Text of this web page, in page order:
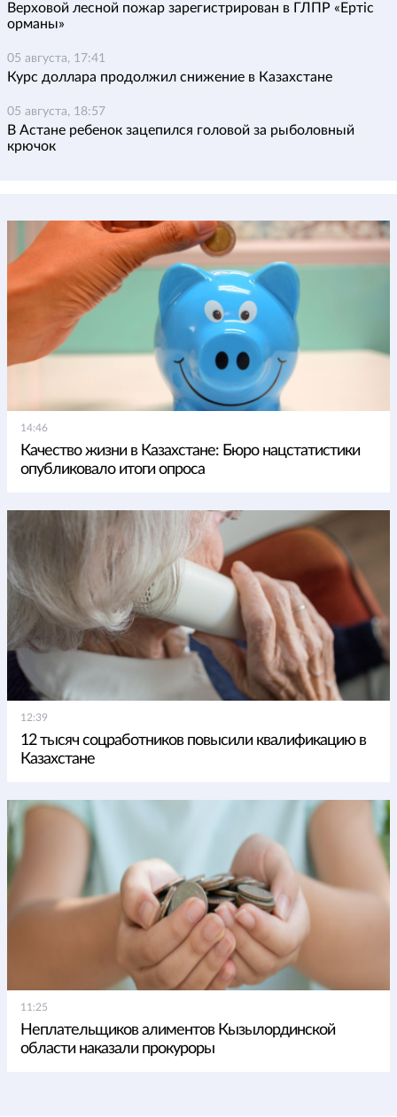
Верховой лесной пожар зарегистрирован в ГЛПР «Ертіс
орманы»
05 августа, 17:41
Курс доллара продолжил снижение в Казахстане
05 августа, 18:57
В Астане ребенок зацепился головой за рыболовный
крючок
14:46
Качество жизни в Казахстане: Бюро нацстатистики
опубликовало итоги опроса
12:39
12 тысяч соцработников повысили квалификацию в
Казахстане
11:25
Неплательщиков алиментов Кызылординской
области наказали прокуроры